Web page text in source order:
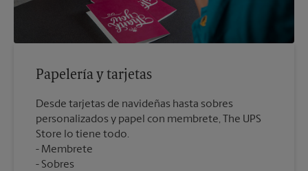
Papelería y tarjetas
Desde tarjetas de navideñas hasta sobres
personalizados y papel con membrete, The UPS
Store lo tiene todo.
Membrete
Sobres